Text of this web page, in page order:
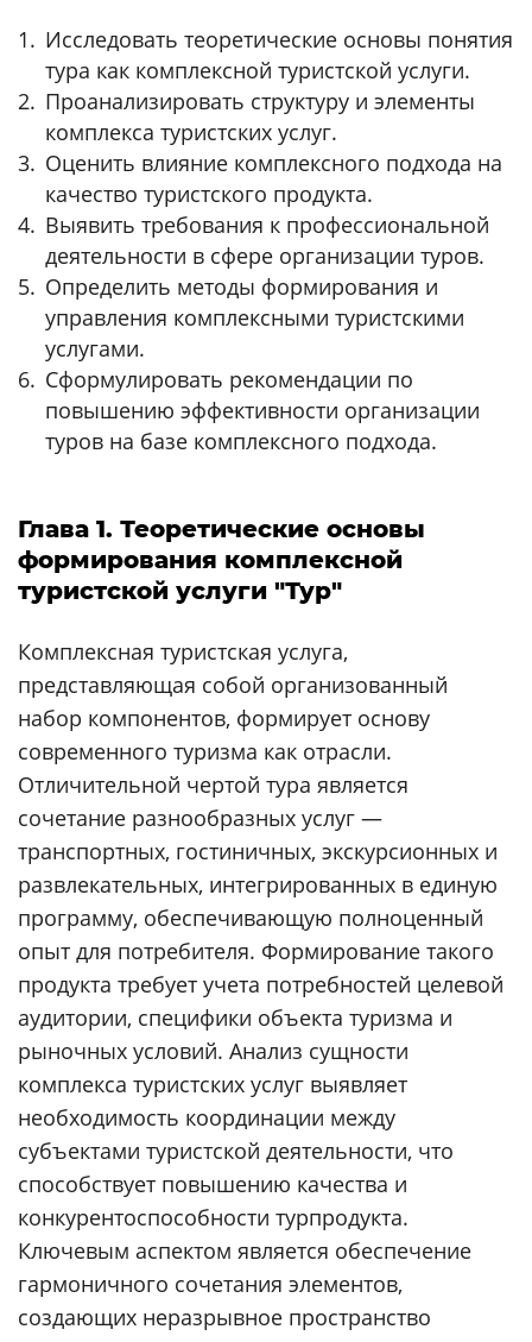
Исследовать теоретические основы понятия
тура как комплексной туристской услуги.
Проанализировать структуру и элементы
комплекса туристских услуг.
Оценить влияние комплексного подхода на
качество туристского продукта.
Выявить требования к профессиональной
деятельности в сфере организации туров.
Определить методы формирования и
управления комплексными туристскими
услугами.
Сформулировать рекомендации по
повышению эффективности организации
туров на базе комплексного подхода.
Глава 1. Теоретические основы
формирования комплексной
туристской услуги "Тур"
Комплексная туристская услуга,
представляющая собой организованный
набор компонентов, формирует основу
современного туризма как отрасли.
Отличительной чертой тура является
сочетание разнообразных услуг —
транспортных, гостиничных, экскурсионных и
развлекательных, интегрированных в единую
программу, обеспечивающую полноценный
опыт для потребителя. Формирование такого
продукта требует учета потребностей целевой
аудитории, специфики объекта туризма и
рыночных условий. Анализ сущности
комплекса туристских услуг выявляет
необходимость координации между
субъектами туристской деятельности, что
способствует повышению качества и
конкурентоспособности турпродукта.
Ключевым аспектом является обеспечение
гармоничного сочетания элементов,
создающих неразрывное пространство